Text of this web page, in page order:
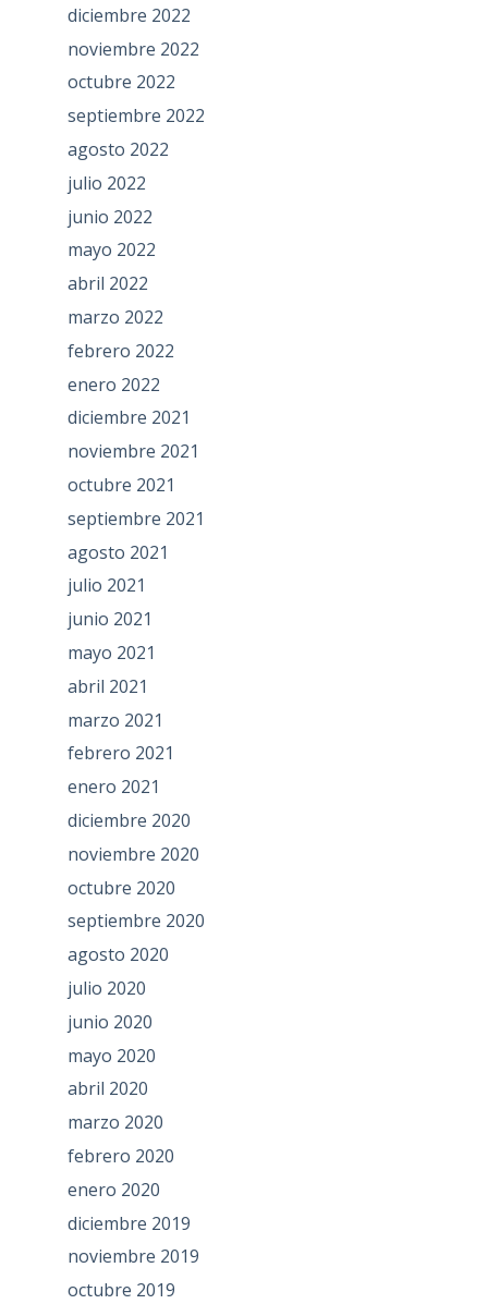
diciembre 2022
noviembre 2022
octubre 2022
septiembre 2022
agosto 2022
julio 2022
junio 2022
mayo 2022
abril 2022
marzo 2022
febrero 2022
enero 2022
diciembre 2021
noviembre 2021
octubre 2021
septiembre 2021
agosto 2021
julio 2021
junio 2021
mayo 2021
abril 2021
marzo 2021
febrero 2021
enero 2021
diciembre 2020
noviembre 2020
octubre 2020
septiembre 2020
agosto 2020
julio 2020
junio 2020
mayo 2020
abril 2020
marzo 2020
febrero 2020
enero 2020
diciembre 2019
noviembre 2019
octubre 2019